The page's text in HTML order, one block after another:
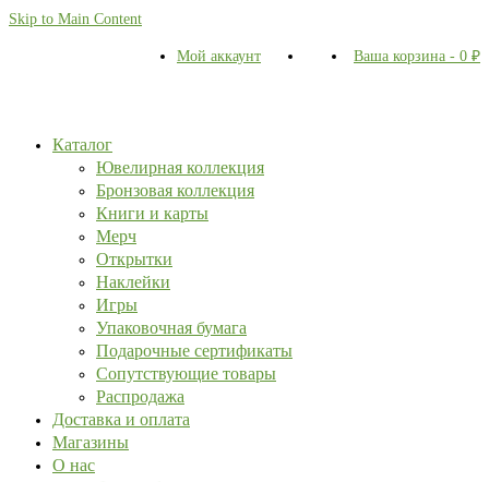
Skip to Main Content
Мой аккаунт Ваша корзина - 0 ₽
Каталог
Ювелирная коллекция
Бронзовая коллекция
Книги и карты
Мерч
Открытки
Наклейки
Игры
Упаковочная бумага
Подарочные сертификаты
Сопутствующие товары
Распродажа
Доставка и оплата
Магазины
О нас